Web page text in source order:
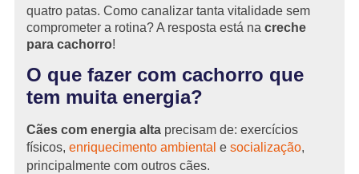
quatro patas. Como canalizar tanta vitalidade sem
comprometer a rotina? A resposta está na creche
para cachorro!
O que fazer com cachorro que
tem muita energia?
Cães com energia altaprecisam de: exercícios
físicos, enriquecimento ambiental e socialização,
principalmente com outros cães.